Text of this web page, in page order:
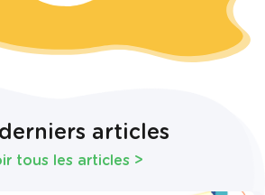
articles
tous les articles >